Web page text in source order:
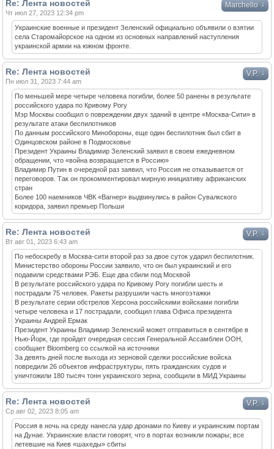
Marchello ↓
Re: Лента новостей
Чт июл 27, 2023 12:34 pm
Украинские военные и президент Зеленский официально объявили о взятии
села Старомайорское на одном из основных направлений наступления
украинской армии на южном фронте.
V.P. ↓
Re: Лента новостей
Пн июл 31, 2023 7:44 am
По меньшей мере четыре человека погибли, более 50 ранены в результате
российского удара по Кривому Рогу
Мэр Москвы сообщил о повреждении двух зданий в центре «Москва-Сити» в
результате атаки беспилотников
По данным российского Минобороны, еще один беспилотник был сбит в
Одинцовском районе в Подмосковье
Президент Украины Владимир Зеленский заявил в своем ежедневном
обращении, что «война возвращается в Россию»
Владимир Путин в очередной раз заявил, что Россия не отказывается от
переговоров. Так он прокомментировал мирную инициативу африканских
стран
Более 100 наемников ЧВК «Вагнер» выдвинулись в район Сувалкского
коридора, заявил премьер Польши
V.P. ↓
Re: Лента новостей
Вт авг 01, 2023 6:43 am
По небоскребу в Москва-сити второй раз за двое суток ударил беспилотник.
Министерство обороны России заявило, что он был украинский и его
подавили средствами РЭБ. Еще два сбили под Москвой
В результате российского удара по Кривому Рогу погибли шесть и
пострадали 75 человек. Ракеты разрушили часть многоэтажки
В результате серии обстрелов Херсона российскими войсками погибли
четыре человека и 17 пострадали, сообщил глава Офиса президента
Украины Андрей Ермак
Президент Украины Владимир Зеленский может отправиться в сентябре в
Нью-Йорк, где пройдет очередная сессия Генеральной Ассамблеи ООН,
сообщает Bloomberg со ссылкой на источники
За девять дней после выхода из зерновой сделки российские войска
повредили 26 объектов инфраструктуры, пять гражданских судов и
уничтожили 180 тысяч тонн украинского зерна, сообщили в МИД Украины
V.P. ↓
Re: Лента новостей
Ср авг 02, 2023 8:05 am
Россия в ночь на среду нанесла удар дронами по Киеву и украинским портам
на Дунае. Украинские власти говорят, что в портах возникли пожары; все
летевшие на Киев «шахеды» сбиты